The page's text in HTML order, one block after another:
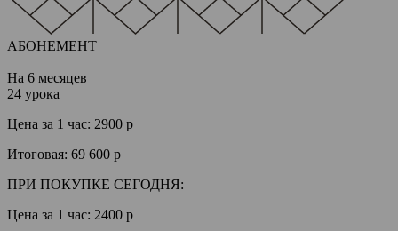
АБОНЕМЕНТ
На 6 месяцев
24 урока
Цена за 1 час: 2900 р
Итоговая: 69 600 р
ПРИ ПОКУПКЕ СЕГОДНЯ:
Цена за 1 час: 2400 р